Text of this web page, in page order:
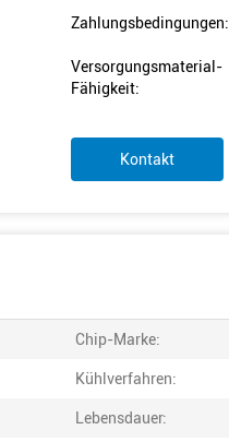
Zahlungsbedingungen:
Versorgungsmaterial-
Fähigkeit:
Kontakt
Chip-Marke:
Kühlverfahren:
Lebensdauer: